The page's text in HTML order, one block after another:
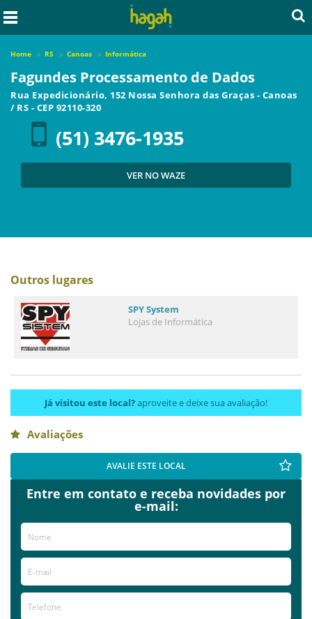
Home RS Canoas Informática
Fagundes Processamento de Dados
Rua Expedicionário, 152 Nossa Senhora das Graças - Canoas
/ RS - CEP 92110-320
(51) 3476-1935
VER NO WAZE
Outros lugares
SPY System
Lojas de Informática
Já visitou este local?aproveite e deixe sua avaliação!
Avaliações
AVALIE ESTE LOCAL
Entre em contato e receba novidades por
e-mail: